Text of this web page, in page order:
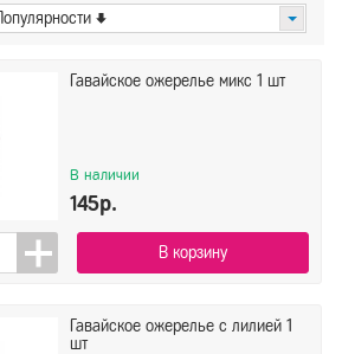
Популярности
Гавайское ожерелье микс 1 шт
В наличии
145р.
В корзину
Гавайское ожерелье с лилией 1
шт